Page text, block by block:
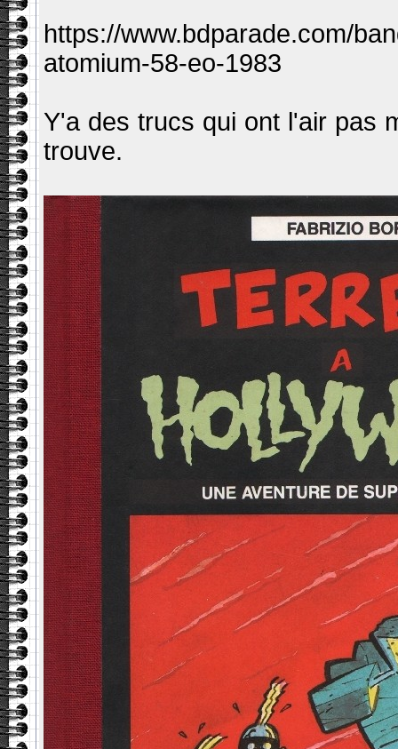
https://www.bdparade.com/
atomium-58-eo-1983
Y'a des trucs qui ont l'air pas
trouve.